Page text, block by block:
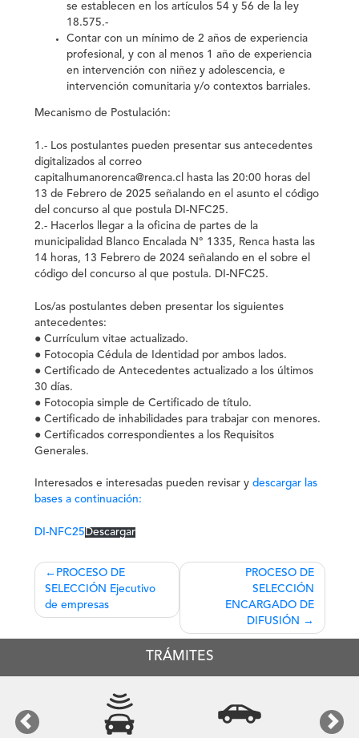
se establecen en los artículos 54 y 56 de la ley
18.575.-
Contar con un mínimo de 2 años de experiencia
profesional, y con al menos 1 año de experiencia
en intervención con niñez y adolescencia, e
intervención comunitaria y/o contextos barriales.
Mecanismo de Postulación:
1.- Los postulantes pueden presentar sus antecedentes
digitalizados al correo
capitalhumanorenca@renca.cl hasta las 20:00 horas del
13 de Febrero de 2025 señalando en el asunto el código
del concurso al que postula DI-NFC25.
2.- Hacerlos llegar a la oficina de partes de la
municipalidad Blanco Encalada N° 1335, Renca hasta las
14 horas, 13 Febrero de 2024 señalando en el sobre el
código del concurso al que postula. DI-NFC25.
Los/as postulantes deben presentar los siguientes
antecedentes:
● Currículum vitae actualizado.
● Fotocopia Cédula de Identidad por ambos lados.
● Certificado de Antecedentes actualizado a los últimos
30 días.
● Fotocopia simple de Certificado de título.
● Certificado de inhabilidades para trabajar con menores.
● Certificados correspondientes a los Requisitos
Generales.
Interesados e interesadas pueden revisar y descargar las
bases a continuación:
DI-NFC25 Descargar
Navegación
de
PROCESO DE
SELECCIÓN Ejecutivo
de empresas
PROCESO DE
SELECCIÓN
ENCARGADO DE
DIFUSIÓN
TRÁMITES
Previous Next